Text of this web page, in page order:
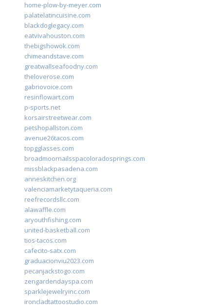
home-plow-by-meyer.com
palatelatincuisine.com
blackdoglegacy.com
eatvivahouston.com
thebigshowok.com
chimeandstave.com
greatwallseafoodny.com
theloverose.com
gabriovoice.com
resinflowart.com
p-sports.net
korsairstreetwear.com
petshopallston.com
avenue26tacos.com
topgglasses.com
broadmoornailsspacoloradosprings.com
missblackpasadena.com
anneskitchen.org
valenciamarketytaqueria.com
reefrecordsllc.com
alawaffle.com
aryouthfishing.com
united-basketball.com
tios-tacos.com
cafecito-satx.com
graduacionviu2023.com
pecanjackstogo.com
zengardendayspa.com
sparklejewelryinc.com
ironcladtattoostudio.com